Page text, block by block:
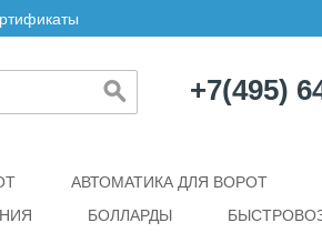
+7(495)
АВТОМАТИКА ДЛЯ ВОРОТ
БОЛЛАРДЫ